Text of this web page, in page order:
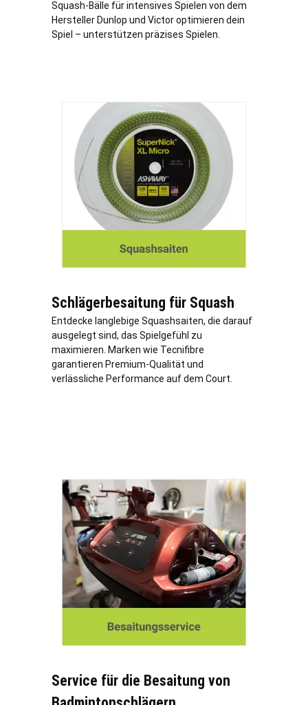
Squash-Bälle für intensives Spielen von dem
Hersteller Dunlop und Victor optimieren dein
Spiel – unterstützen präzises Spielen.
Schlägerbesaitung für Squash
Entdecke langlebige Squashsaiten, die darauf
ausgelegt sind, das Spielgefühl zu
maximieren. Marken wie Tecnifibre
garantieren Premium-Qualität und
verlässliche Performance auf dem Court.
Service für die Besaitung von